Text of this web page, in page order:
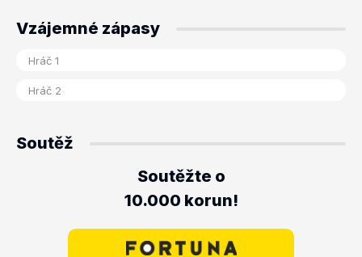
Vzájemné zápasy
Soutěž
Soutěžte o
10.000 korun!